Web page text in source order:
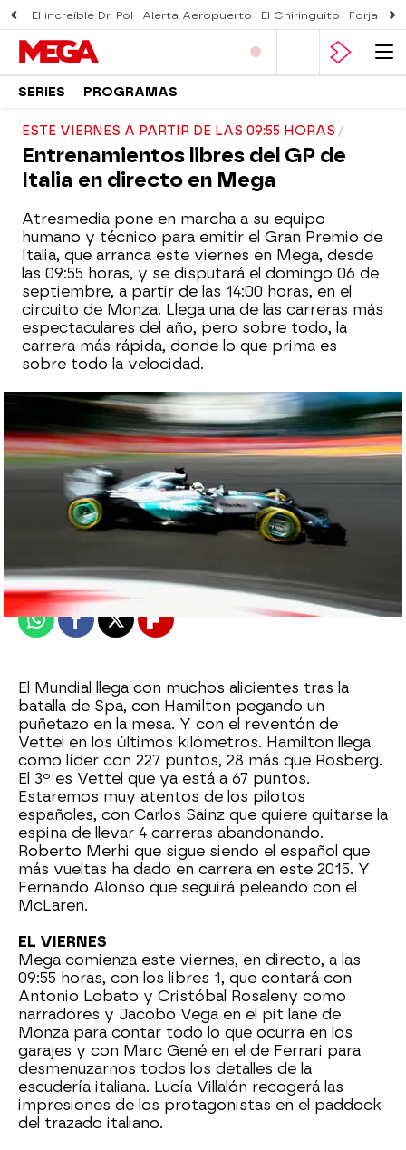
El increíble Dr. Pol Alerta Aeropuerto El Chiringuito Forjado
SERIES PROGRAMAS
ESTE VIERNES A PARTIR DE LAS 09:55 HORAS
Entrenamientos libres del GP de
Italia en directo en Mega
Atresmedia pone en marcha a su equipo
humano y técnico para emitir el Gran Premio de
Italia, que arranca este viernes en Mega, desde
las 09:55 horas, y se disputará el domingo 06 de
septiembre, a partir de las 14:00 horas, en el
circuito de Monza. Llega una de las carreras más
espectaculares del año, pero sobre todo, la
carrera más rápida, donde lo que prima es
sobre todo la velocidad.
mega
Publicado:03 de septiembre de 2015, 16:52
WhatsappFacebook
X Flipboard
El Mundial llega con muchos alicientes tras la
batalla de Spa, con Hamilton pegando un
puñetazo en la mesa. Y con el reventón de
Vettel en los últimos kilómetros. Hamilton llega
como líder con 227 puntos, 28 más que Rosberg.
El 3º es Vettel que ya está a 67 puntos.
Estaremos muy atentos de los pilotos
españoles, con Carlos Sainz que quiere quitarse la
espina de llevar 4 carreras abandonando.
Roberto Merhi que sigue siendo el español que
más vueltas ha dado en carrera en este 2015. Y
Fernando Alonso que seguirá peleando con el
McLaren.
EL VIERNES
Mega comienza este viernes, en directo, a las
09:55 horas, con los libres 1, que contará con
Antonio Lobato y Cristóbal Rosaleny como
narradores y Jacobo Vega en el pit lane de
Monza para contar todo lo que ocurra en los
garajes y con Marc Gené en el de Ferrari para
desmenuzarnos todos los detalles de la
escudería italiana. Lucía Villalón recogerá las
impresiones de los protagonistas en el paddock
del trazado italiano.